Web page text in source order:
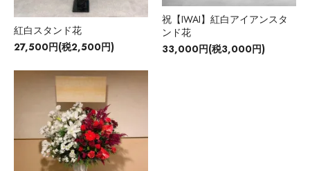
紅白スタンド花
27,500円(税2,500円)
祝【IWAI】紅白アイアンスタ
ンド花
33,000円(税3,000円)